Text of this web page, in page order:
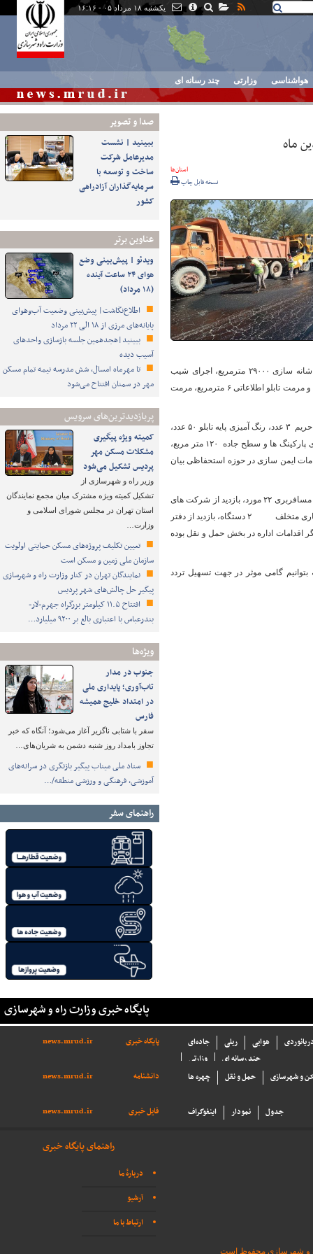
یکشنبه ۱۸ مرداد ۰۵ - ۱۶:۱۶
هواشناسی وزارتی چند رسانه ای
صدا و تصوير
ببینید | نشست
مدیرعامل شرکت
ساخت و توسعه با
سرمایه‌گذاران آزادراهی
کشور
عناوین برتر
ویدئو | پیش‌بینی وضع
هوای ۲۴ ساعت آینده
(۱۸ مرداد)
اطلاع‌نگاشت| پیش‌بینی وضعیت آب‌وهوای
پایانه‌های مرزی از ۱۸ الی ۲۲ مرداد
ببینید|هجدهمین جلسه بازسازی واحدهای
آسیب دیده
تا مهرماه امسال، شش مدرسه نیمه تمام مسکن
مهر در سمنان افتتاح می‌شود
پربازدیدترین‌های سرویس
کمیته ویژه پیگیری
مشکلات مسکن مهر
پردیس تشکیل می‌شود
وزیر راه و شهرسازی از
تشکیل کمیته ویژه مشترک میان مجمع نمایندگان
استان تهران در مجلس شورای اسلامی و
وزارت…
تعیین تکلیف پروژه‌های مسکن حمایتی اولویت
سازمان ملی زمین و مسکن است
نمایندگان تهران در کنار وزارت راه و شهرسازی
پیگیر حل چالش‌های شهر پردیس
افتتاح ۱۱.۵ کیلومتر بزرگراه جهرم-لار-
بندرعباس با اعتباری بالغ بر ۹۲۰۰ میلیارد…
ویژه‌ها
جنوب در مدار
تاب‌آوری؛ پایداری ملی
در امتداد خلیج همیشه
فارس
سفر با شتابی ناگزیر آغاز می‌شود؛ آنگاه که خبر
تجاوز بامداد روز شنبه دشمن به شریان‌های…
ستاد ملی میناب پیگیر بازنگری در سرانه‌های
آموزشی، فرهنگی و ورزشی منطقه/…
راهنمای سفر
استان‌ها
نسخه قابل چاپ
وی ادامه داد: لکه گیری هندسی ۶۱۵ مترمربع، تناژ آسفالت سرد مصرفی ۷۱ تن، تسطیح ، تنظیم و شانه سازی ۲۹۰۰۰ مترمربع، اجرای شیب
شیروانی ۲۰۰ متر، نصب علائم ۸۳ عدد، نصب چراغ چشمک زن ۲ عدد، رنگ آمیزی سرعتکاه ۹ عدد، نصب و مرمت تابلو اطلاعاتی ۶ مترمربع، مرمت
رییس اداره راهداری و حمل ونقل جاده ای شهرستان کاشمر افزود: نصب گاردریل ۳۴ متر، رفع تجاوز از حریم ۳ عدد، رنگ آمیزی پایه تابلو ۵۰ عدد،
بوته زنی با دست ۴۰۰ مترمربع، لاشه برداری ۳۲ عدد، شست و شوی تابلو ها ۳۸۰ عدد، تنظیف و پاکسازی پارکینگ ها و سطح جاده ۱۲۰ متر مربع،
و تعمیرات ماشین آلات به تعداد ۶ دستگاه از دیگر اقدامات ایمن سازی در حوزه استحفاظی بیان
علی اکبر یوسفیان با اشاره به بازدید و نظارت مستمر اکیپ های حمل و نقل افزود: بازدید از شرکت های مسافربری ۲۲ مورد، بازدید از شرکت های
کالا ۶ مورد، بازدید ناوگان اتوبوسی و باری بصورت مستمر، ناوگان مسافربری متخلف ۵ دستگاه، ناوگان باری متخلف ۲ دستگاه، بازدید از دفتر
طب کار ۱ مورد و بازدید از مجتمع خدمات رفاهی به تعداد ۴۰ مورد از دیگر اقدامات اداره در بخش حمل و نقل بوده
گامی موثر در جهت تسهیل تردد
پایگاه خبری وزارت راه و شهرسازی
پایگاه خبری news.mrud.ir جاده‌ای ریلی هوایی
وزارتی
چند رسانه ای
دانشنامه
news.mrud.ir چهره ها حمل و نقل و شهرسازی
فایل خبری news.mrud.ir اینفوگراف نمودار جدول
راهنمای پایگاه خبری
دربارهٔ ما
آرشیو
ارتباط با ما
و شهرسازی محفوظ است